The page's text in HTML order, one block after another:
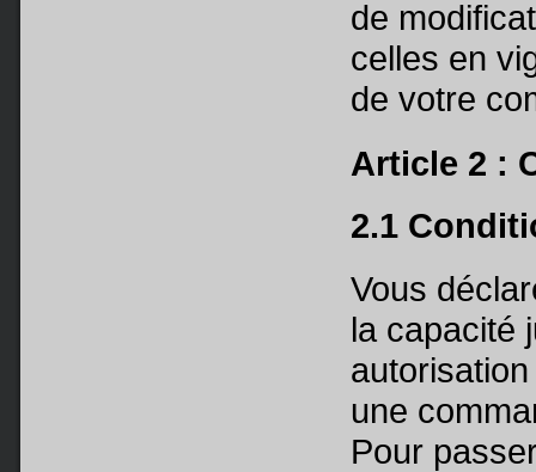
de
celles en
de votre
Article 2 :
2.1
Vous
la capacité
une
Pour